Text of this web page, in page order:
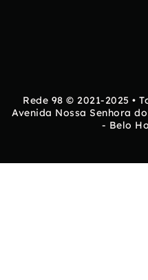
Rede 98 © 2021-2025 •
Avenida Nossa Senhora
- Belo